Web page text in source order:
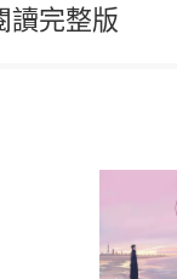
讀完整版